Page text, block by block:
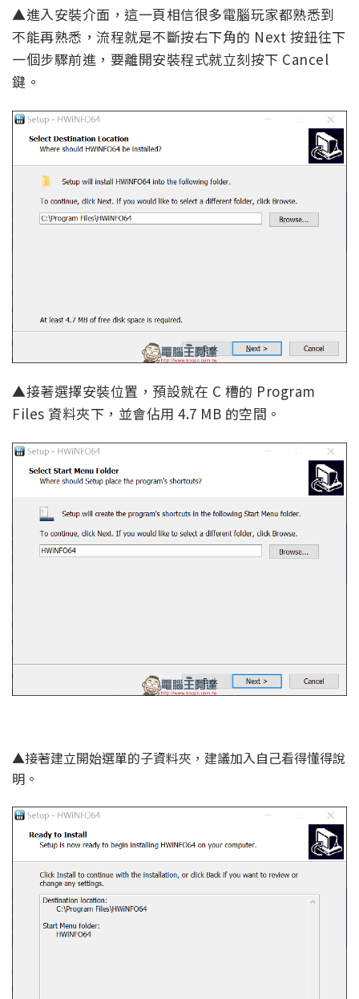
▲進入安裝介面，這一頁相信很多電腦玩家都熟悉到
不能再熟悉，流程就是不斷按右下角的 Next 按鈕往下
一個步驟前進，要離開安裝程式就立刻按下 Cancel
鍵。
▲接著選擇安裝位置，預設就在 C 槽的 Program
Files 資料夾下，並會佔用 4.7 MB 的空間。
▲接著建立開始選單的子資料夾，建議加入自己看得懂得說
明。